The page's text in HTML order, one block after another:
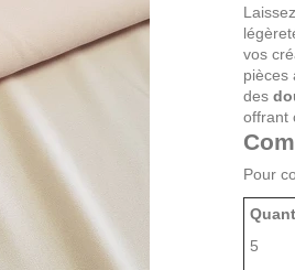
vos
pièces
des
offrant
Pour
5